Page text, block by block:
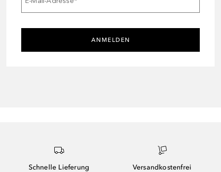
ANMELDEN
Schnelle Lieferung Versandkostenfrei